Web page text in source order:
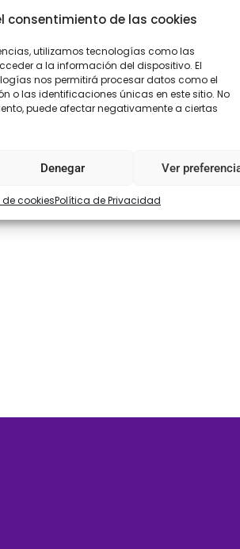
consentimiento de las cookies
utilizamos tecnologías como las
a la información del dispositivo. El
nos permitirá procesar datos como el
o las identificaciones únicas en este sitio. No
puede afectar negativamente a ciertas
Denegar Ver
cookiesPolítica de Privacidad